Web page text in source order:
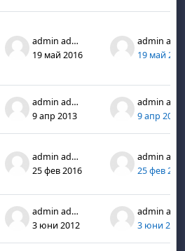
admin admin
19 май 2016
19 май
admin admin
9 апр 2013
9 апр 2013
admin admin
25 фев 2016
25 фев
admin admin
3 юни 2012
3 юни 2012